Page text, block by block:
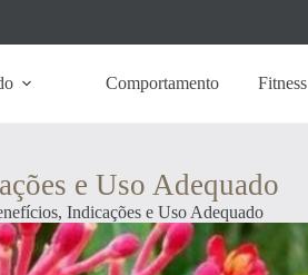
Comportamento Fitness
e Uso Adequado
Indicações e Uso Adequado